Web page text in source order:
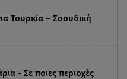
Τουρκία – Σαουδική
- Σε ποιες περιοχές